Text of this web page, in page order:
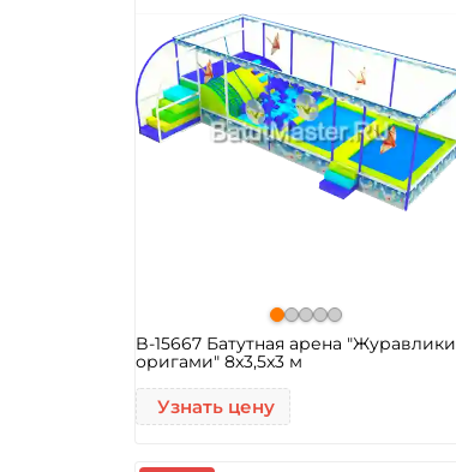
B-15667 Батутная арена "Журавлики
оригами" 8x3,5x3 м
Узнать цену